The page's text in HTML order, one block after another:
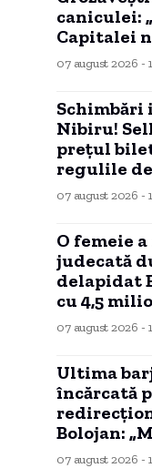
caniculei:
Capitalei
afectați;
menajeră
07 august 2026 -
Nibiru!
prețul
regulile de
07 august 2026 -
O femeie
judecată
delapidat
cu 4,5
procurorii
schema
07 august 2026 -
Ultima
încărcată
Bolojan:
patru-
07 august 2026 -